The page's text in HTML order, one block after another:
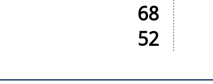
68
52